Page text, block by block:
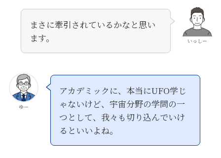
いっしー
まさに牽引されているかなと思い
ます。
ゆー
アカデミックに、本当にUFO学じ
ゃないけど、宇宙分野の学問の一
つとして、我々も切り込んでいけ
るといいよね。